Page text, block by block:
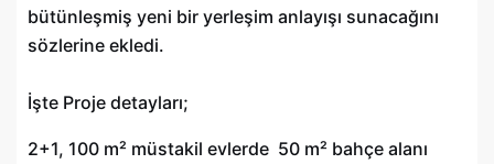
bütünleşmiş yeni bir yerleşim anlayışı sunacağını
sözlerine ekledi.
İşte Proje detayları;
2+1, 100 m² müstakil evlerde 50 m² bahçe alanı